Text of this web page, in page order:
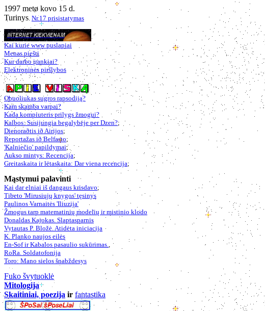
1997 metø kovo 15 d.
Turinys. Nr.17 prisistatymas
Kai kurie www puslapiai
Menas piešti
Kur darbo įrankiai?
Elektroninės piršlybos
Obuoliukas sugros rapsodiją?
Kam skamba varpai?
Kada kompiuteris prilygs žmogui?
Kalbos: Susijungia begalybėje per Dzen?;
Dienoraðtis ið Airijos;
Reportažas ið Belfasto;
'Kalniečio' papildymai;
Aukso mintys: Recencija;
Greitaskaita ir lëtaskaita: Dar viena recencija;
Mąstymui palavinti
Kai dar elniai iš dangaus krisdavo,
Tibeto 'Mirusiųjų knygos' tęsinys
Paulinos Varnaitės 'Iliuzija'
Žmogus tarp matematinių modelių ir mistinio klodo
Donaldas Kajokas. Slaptasparnis
Vytautas P. Bložė. Atidėta iniciacija
K. Planko naujos eilės
En-Sof ir Kabalos pasaulio sukūrimas.,
RoRa. Soldatofonija
Toro: Mano sielos šnabždesys
Fuko švytuoklė
Mitologija
Skaitiniai, poezija ir fantastika